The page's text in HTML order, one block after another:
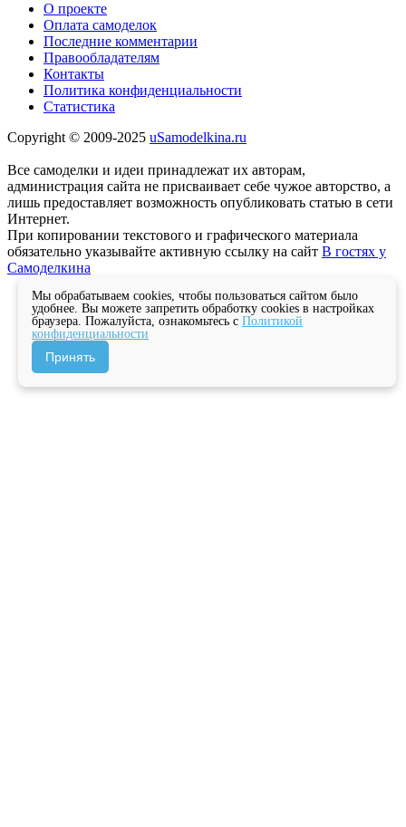
О проекте
Оплата самоделок
Последние комментарии
Правообладателям
Контакты
Политика конфиденциальности
Статистика
Copyright © 2009-2025 uSamodelkina.ru
Все самоделки и идеи принадлежат их авторам,
администрация сайта не присваивает себе чужое авторство, а
лишь предоставляет возможность опубликовать статью в сети
Интернет.
При копировании текстового и графического материала
обязательно указывайте активную ссылку на сайт В гостях у
Самоделкина
Мы обрабатываем cookies, чтобы пользоваться сайтом было
удобнее. Вы можете запретить обработку cookies в настройках
браузера. Пожалуйста, ознакомьтесь с Политикой
конфиденциальности
Принять